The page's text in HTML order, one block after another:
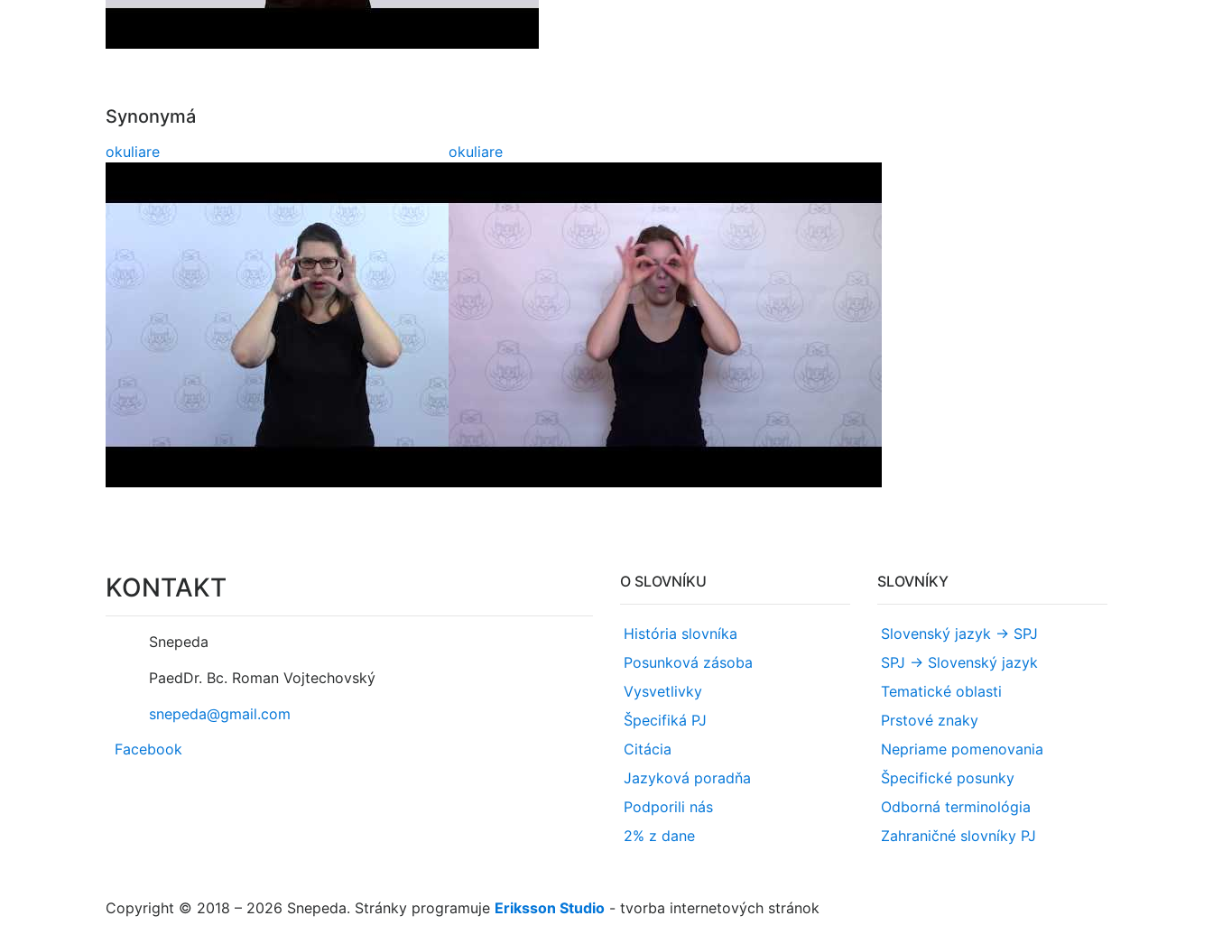
Synonymá
okuliare okuliare
KONTAKT
Snepeda
PaedDr. Bc. Roman Vojtechovský
snepeda@gmail.com
Facebook
O SLOVNÍKU
História slovníka
Posunková zásoba
Vysvetlivky
Špecifiká PJ
Citácia
Jazyková poradňa
Podporili nás
2% z dane
SLOVNÍKY
Slovenský jazyk -> SPJ
SPJ -> Slovenský jazyk
Tematické oblasti
Prstové znaky
Nepriame pomenovania
Špecifické posunky
Odborná terminológia
Zahraničné slovníky PJ
Copyright © 2018 – 2026 Snepeda. Stránky programuje Eriksson Studio - tvorba internetových stránok